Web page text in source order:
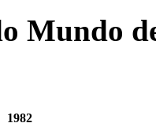
Mundo
1982